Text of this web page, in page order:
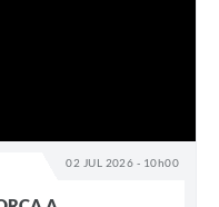
02 JUL 2026 - 10h00